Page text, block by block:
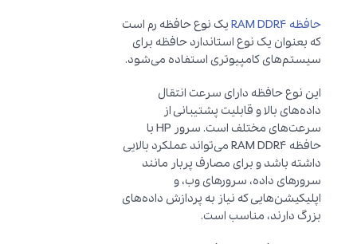
حافظه RAM DDR4
یک نوع حافظه رم است
که بعنوان یک نوع استاندارد حافظه برای
سیستم‌های کامپیوتری استفاده می‌شود.
این نوع حافظه دارای سرعت انتقال
داده‌های بالا و قابلیت پشتیبانی از
سرعت‌های مختلف است. سرور HP با
حافظه RAM DDR4 می‌تواند عملکرد بالایی
داشته باشد و برای مصارف پربار مانند
سرورهای داده، سرورهای وب، و
اپلیکیشن‌هایی که نیاز به پردازش داده‌های
بزرگ دارند، مناسب است.